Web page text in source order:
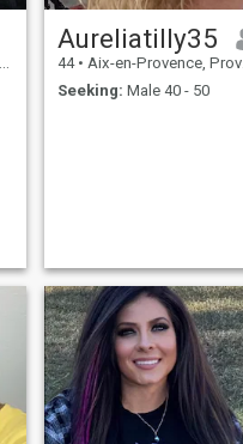
Aureliatilly35
44 • Aix-en-Provence, Provence-Alpes-Côte d'Azur, France
Seeking: Male 40 - 50